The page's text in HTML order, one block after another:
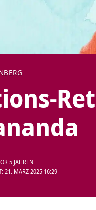
21. MÄRZ 2025 16:29
5 JAHREN